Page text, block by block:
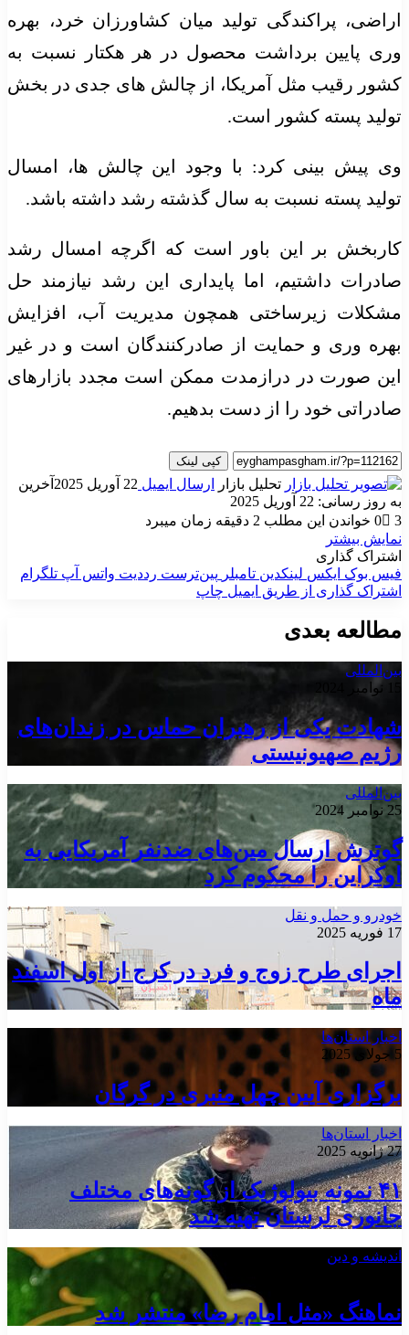
اراضی، پراکندگی تولید میان کشاورزان خرد، بهره‌
وری پایین برداشت محصول در هر هکتار نسبت به
کشور رقیب مثل آمریکا، از چالش های جدی در بخش
تولید پسته کشور است.
وی پیش بینی کرد: با وجود این چالش ها، امسال
تولید پسته نسبت به سال گذشته رشد داشته باشد.
کاربخش بر این باور است که اگرچه امسال رشد
صادرات داشتیم، اما پایداری این رشد نیازمند حل
مشکلات زیرساختی همچون مدیریت آب، افزایش
بهره‌ وری و حمایت از صادرکنندگان است و در غیر
این صورت در درازمدت ممکن است مجدد بازارهای
صادراتی خود را از دست بدهیم.
کپی لینک
تحلیل بازار ارسال ایمیل 22 آوریل 2025
آخرین
به روز رسانی: 22 آوریل 2025
0
3
خواندن این مطلب 2 دقیقه زمان میبرد
نمایش بیشتر
اشتراک گذاری
فیس بوک ایکس لینکدین ‫تامبلر ‫پین‌ترست ‫رددیت واتس آپ تلگرام
اشتراک گذاری از طریق ایمیل چاپ
مطالعه بعدی
بین‌المللی
شهادت یکی از رهبران حماس در زندان‌های
رژیم صهیونیستی
بین‌المللی
25 نوامبر 2024
گوترش ارسال مین‌های ضدنفر آمریکایی به
اوکراین را محکوم کرد
خودرو و حمل و نقل
17 فوریه 2025
اجرای طرح زوج و فرد در کرج از اول اسفند
ماه
اخبار استان‌ها
5 جولای 2025
برگزاری آیین چهل منبری در گرگان
اخبار استان‌ها
27 ژانویه 2025
۴۱ نمونه بیولوژیک از گونه‌های مختلف
جانوری لرستان تهیه شد
اندیشه و دین
نماهنگ «مثل امام رضا» منتشر شد